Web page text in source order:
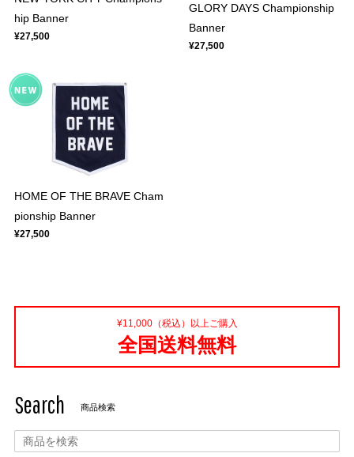
hip Banner
¥27,500
GLORY DAYS Championship
Banner
¥27,500
HOME OF THE BRAVE Cham
pionship Banner
¥27,500
¥11,000（税込）以上ご購入
全国送料無料
Search 商品検索